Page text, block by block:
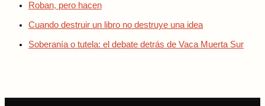
Roban, pero hacen
Cuando destruir un libro no destruye una idea
Soberanía o tutela: el debate detrás de Vaca Muerta Sur